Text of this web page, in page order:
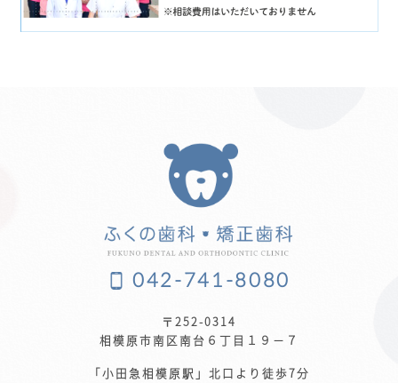
042-741-8080
〒252-0314
相模原市南区南台６丁目１９−７
「小田急相模原駅」北口より徒歩7分